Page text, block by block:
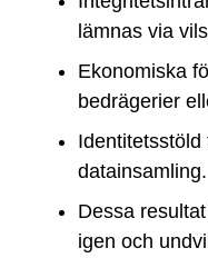
lämnas via
Ekonomiska
bedrägerier
datainsamling.
Dessa
igen och